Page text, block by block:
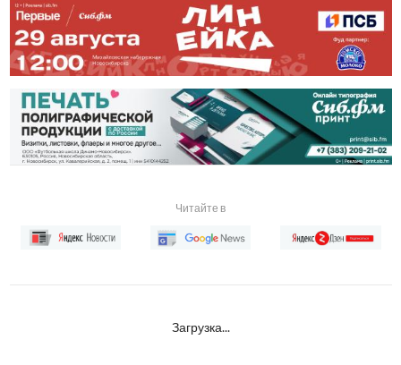
Читайте в
Загрузка...